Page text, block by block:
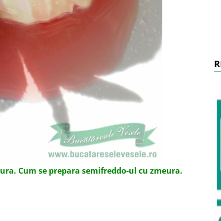
Cum se prepara semifreddo-ul cu zmeura.